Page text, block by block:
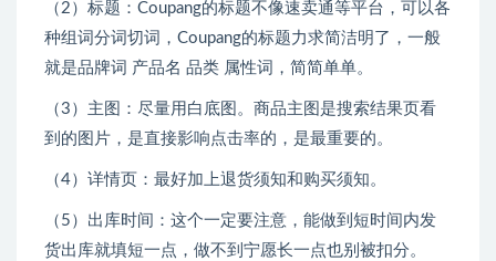
（2）标题：Coupang的标题不像速卖通等平台，可以各
种组词分词切词，Coupang的标题力求简洁明了，一般
就是品牌词 产品名 品类 属性词，简简单单。
（3）主图：尽量用白底图。商品主图是搜索结果页看
到的图片，是直接影响点击率的，是最重要的。
（4）详情页：最好加上退货须知和购买须知。
（5）出库时间：这个一定要注意，能做到短时间内发
货出库就填短一点，做不到宁愿长一点也别被扣分。